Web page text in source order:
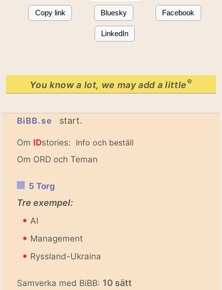
Copy link Bluesky Facebook
LinkedIn
You know a lot, we may add a little®
BiBB.se start.
Om IDstories: Info och beställ
Om ORD och Teman
5 Torg
Tre exempel:
• AI
• Management
• Ryssland-Ukraina
Samverka med BiBB: 10 sätt